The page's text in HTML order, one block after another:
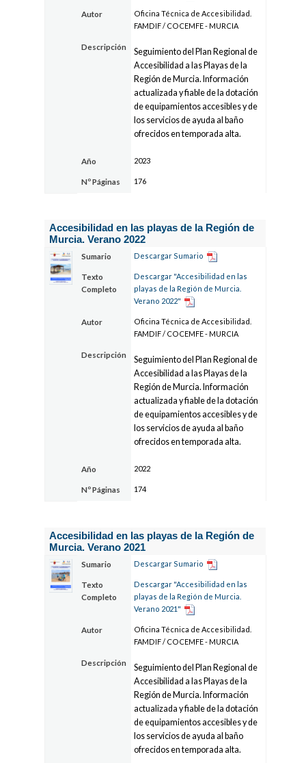
Autor
Oficina Técnica de Accesibilidad.
FAMDIF / COCEMFE - MURCIA
Descripción
Seguimiento del Plan Regional de
Accesibilidad a las Playas de la
Región de Murcia. Información
actualizada y fiable de la dotación
de equipamientos accesibles y de
los servicios de ayuda al baño
ofrecidos en temporada alta.
Año 2023
Nº Páginas 176
Accesibilidad en las playas de la Región de
Murcia. Verano 2022
Sumario Descargar Sumario
Texto
Completo
Descargar "Accesibilidad en las
playas de la Región de Murcia.
Verano 2022"
Autor
Oficina Técnica de Accesibilidad.
FAMDIF / COCEMFE - MURCIA
Descripción
Seguimiento del Plan Regional de
Accesibilidad a las Playas de la
Región de Murcia. Información
actualizada y fiable de la dotación
de equipamientos accesibles y de
los servicios de ayuda al baño
ofrecidos en temporada alta.
Año 2022
Nº Páginas 174
Accesibilidad en las playas de la Región de
Murcia. Verano 2021
Sumario Descargar Sumario
Texto
Completo
Descargar "Accesibilidad en las
playas de la Región de Murcia.
Verano 2021"
Autor
Oficina Técnica de Accesibilidad.
FAMDIF / COCEMFE - MURCIA
Descripción
Seguimiento del Plan Regional de
Accesibilidad a las Playas de la
Región de Murcia. Información
actualizada y fiable de la dotación
de equipamientos accesibles y de
los servicios de ayuda al baño
ofrecidos en temporada alta.